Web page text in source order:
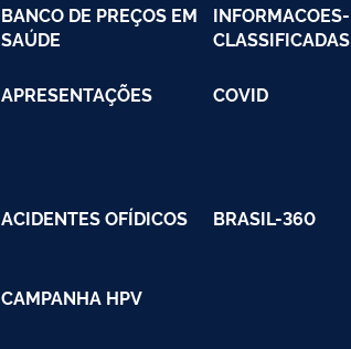
BANCO DE PREÇOS EM
SAÚDE
INFORMACOES-
CLASSIFICADAS
APRESENTAÇÕES COVID
ACIDENTES OFÍDICOS BRASIL-360
CAMPANHA HPV